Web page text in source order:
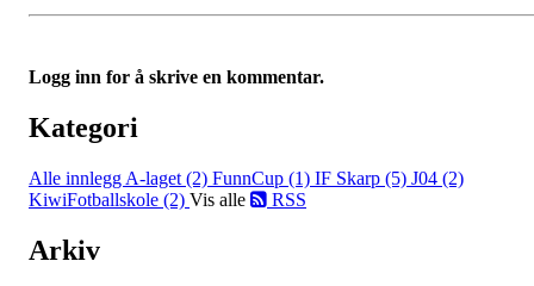
Logg inn for å skrive en kommentar.
Kategori
Alle innlegg A-laget (2) FunnCup (1) IF Skarp (5) J04 (2)
KiwiFotballskole (2) Vis alle RSS
Arkiv